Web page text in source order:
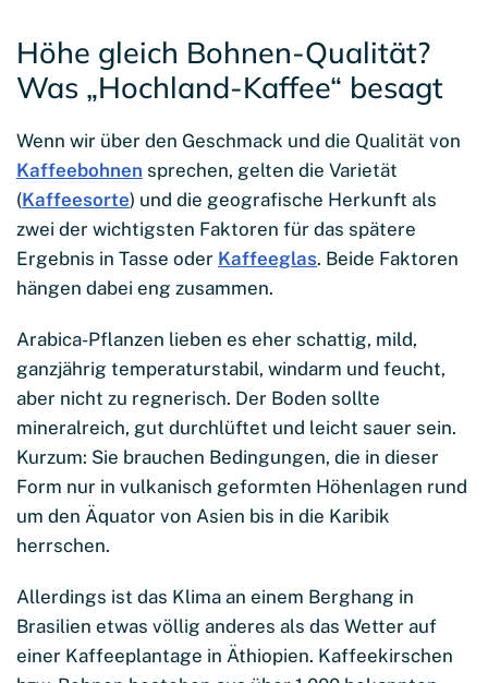
Höhe gleich Bohnen-Qualität?
Was „Hochland-Kaffee“ besagt
Wenn wir über den Geschmack und die Qualität von
Kaffeebohnen sprechen, gelten die Varietät
(Kaffeesorte) und die geografische Herkunft als
zwei der wichtigsten Faktoren für das spätere
Ergebnis in Tasse oder Kaffeeglas. Beide Faktoren
hängen dabei eng zusammen.
Arabica-Pflanzen lieben es eher schattig, mild,
ganzjährig temperaturstabil, windarm und feucht,
aber nicht zu regnerisch. Der Boden sollte
mineralreich, gut durchlüftet und leicht sauer sein.
Kurzum: Sie brauchen Bedingungen, die in dieser
Form nur in vulkanisch geformten Höhenlagen rund
um den Äquator von Asien bis in die Karibik
herrschen.
Allerdings ist das Klima an einem Berghang in
Brasilien etwas völlig anderes als das Wetter auf
einer Kaffeeplantage in Äthiopien. Kaffeekirschen